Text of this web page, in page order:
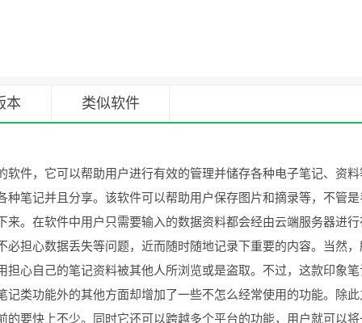
本 类似软件
软件，它可以帮助用户进行有效的管理并储存各种电子笔记、资
笔记并且分享。该软件可以帮助用户保存图片和摘录等，不管
。在软件中用户只需要输入的数据资料都会经由云端服务器进
担心数据丢失等问题，近而随时随地记录下重要的内容。当然
心自己的笔记资料被其他人所浏览或是盗取。不过，这款印象
类功能外的其他方面却增加了一些不怎么经常使用的功能。除
要快上不少。同时它还可以跨越多个平台的功能，用户就可以